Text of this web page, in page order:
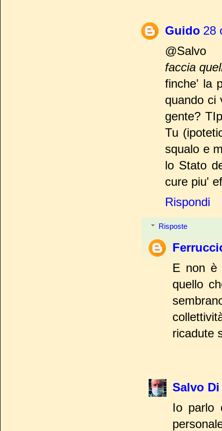
Guido 28
@Salvo
faccia
finche' la
quando ci
gente?
Tu
squalo e
lo Stato
cure piu'
Rispondi
Risposte
E non è
quello
ricadute
Salvo
Io parlo